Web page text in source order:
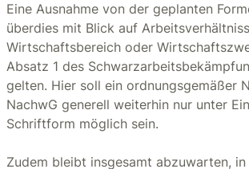
Eine Ausnahme von der geplanten
überdies mit Blick auf
Wirtschaftsbereich oder
Absatz 1 des
gelten. Hier soll ein ordnungsgemäßer
NachwG generell weiterhin nur unter
Schriftform möglich sein.
Zudem bleibt insgesamt abzuwarten, in